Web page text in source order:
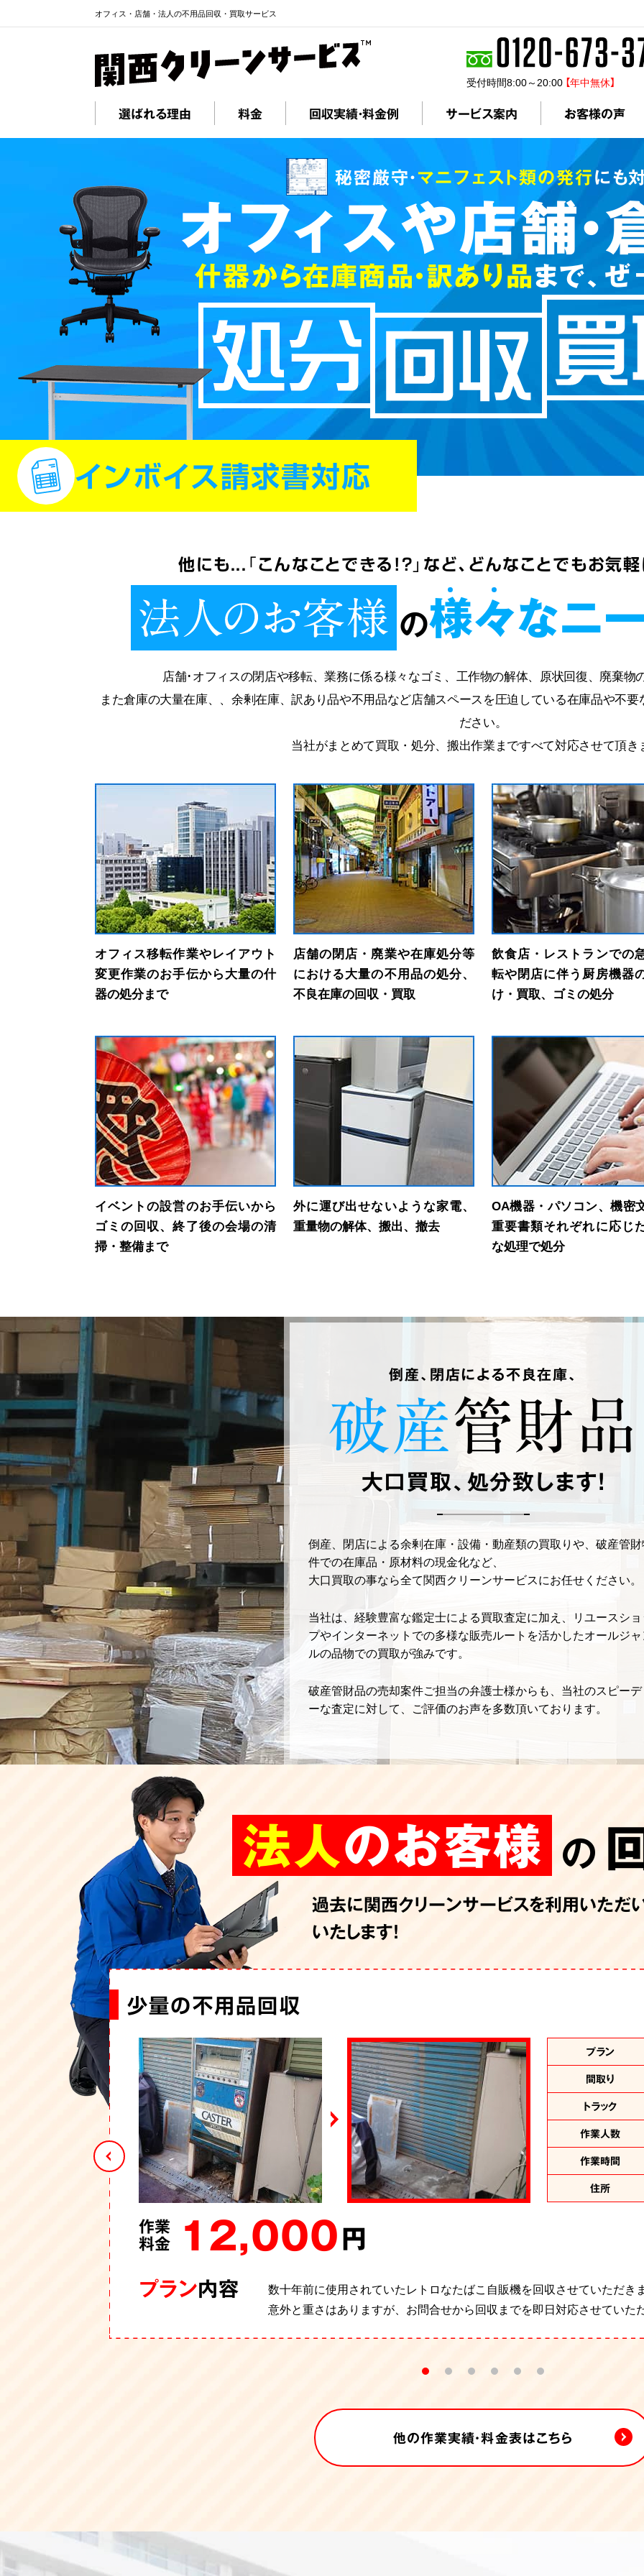
オフィス・店舗・法人の不用品回収・買取サービス
受付時間8:00～20:00 【年中無休】
選ばれる理由 料金 回収実績・料金例 サービス案内 お客様の声
秘密厳守・マニフェスト類の発行にも
オフィスや店舗・
什器から在庫商品・訳あり品まで、ぜ
インボイス請求書対応
不用品回収のカンクリ
他にも...「こんなことできる!?」など、どんなことでもお気
の様々なニ
店舗･オフィスの閉店や移転、業務に係る様々なゴミ、工作物の解体、原状回復、廃棄物
また倉庫の大量在庫、、余剰在庫、訳あり品や不用品など店舗スペースを圧迫している在庫品や不
ださい。
当社がまとめて買取・処分、搬出作業まですべて対応させて頂き
オフィス移転作業やレイアウト
変更作業のお手伝から大量の什
器の処分まで
店舗の閉店・廃業や在庫処分等
における大量の不用品の処分、
不良在庫の回収・買取
飲食店・レストランでの
転や閉店に伴う厨房機器
け・買取、ゴミの処分
イベントの設営のお手伝いから
ゴミの回収、終了後の会場の清
掃・整備まで
外に運び出せないような家電、
重量物の解体、搬出、撤去
OA機器・パソコン、機密
重要書類それぞれに応じ
な処理で処分
倒産、閉店による不良在庫、
破産管財品
大口買取、処分致します!
倒産、閉店による余剰在庫・設備・動産類の買取りや、破産管
件での在庫品・原材料の現金化など、
大口買取の事なら全て関西クリーンサービスにお任せください。
当社は、経験豊富な鑑定士による買取査定に加え、リユースシ
プやインターネットでの多様な販売ルートを活かしたオールジ
ルの品物での買取が強みです。
破産管財品の売却案件ご担当の弁護士様からも、当社のスピー
ーな査定に対して、ご評価のお声を多数頂いております。
法人のお客様 の
過去に関西クリーンサービスを利用いただ
いたします！
少量の不用品回収
作業
料金 12,000円
プラン
間取り
トラック
作業人数
作業時間
住所
プラン内容
数十年前に使用されていたレトロなたばこ自販機を回収させていただき
意外と重さはありますが、お問合せから回収までを即日対応させていた
事務所の丸ごと片付け
作業
料金 220,000
プラン
間取り
トラック
作業人数
作業時間
住所
プラン内容
事務所の撤退に伴う丸ごと片付けに伺いました。スチール製の棚や机な
りでしたが、スタッフ4名で作業を行い8時間で片付けることができまし
店舗・オフィスの不用品撤去
作業
料金 120,000
プラン
間取り
トラック
作業人数
作業時間
住所
プラン内容
店舗閉店のため、動産類の回収と原状回復工事のご依頼でした。オフィ
フロアタイル、クロス、 ウィンドウのシートをはがしていく作業にな
NEC 55型液晶モニター/スタンド
キャノン 複合機
閉店された店舗の片付け
作業
料金 120,000
プラン
間取り
トラック
作業人数
作業時間
住所
プラン内容
本屋さんの閉店に伴う丸ごと片づけに伺いました。ご依頼主様は、大量
にお困りでした。 スタッフ4名で手分けして本棚を解体し、運び出しさ
閉店された店舗の片付け
作業
料金 25,000円
プラン
間取り
トラック
作業人数
作業時間
住所
プラン内容
お母様が一人で切り盛りされていたお店を閉めることになり、ご家族か
のままで良いとのことで、細々としたものの梱包・運び出しをお手伝い
法人オフィスの不用品撤去と引越し
作業
料金 108,000
プラン
間取り
トラック
作業人数
作業時間
住所
プラン内容
事務所移転のため、3階建てビルの丸ごと片付けと、ご指定の事務機器
ただきました。重量のある事務機器やオフィス家具、事務机、キャビネ
他の作業実績・料金表はこちら